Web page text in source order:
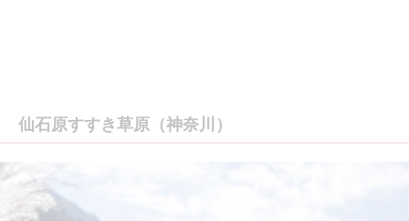
仙石原すすき草原（神奈川）